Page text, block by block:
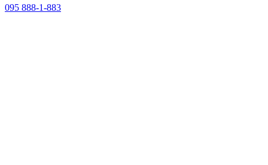
095 888-1-883